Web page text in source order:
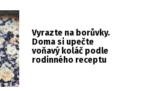
Vyrazte na borůvky.
Doma si upečte
voňavý koláč podle
rodinného receptu